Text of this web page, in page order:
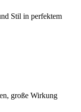
Stil in perfektem
große Wirkung